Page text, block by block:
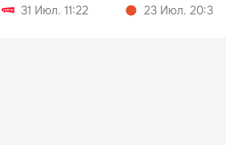
агросекторе
31 Июл. 11:22
тарифного шока
23 Июл. 20:36